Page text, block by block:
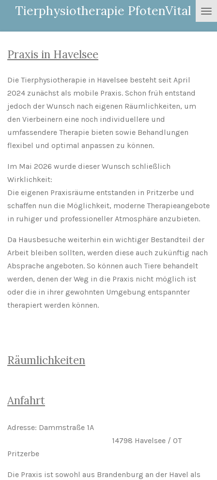
ZumTierphysiotherapie PfotenVital
Praxis in Havelsee
Die Tierphysiotherapie in Havelsee besteht seit April
2024 zunächst als mobile Praxis. Schon früh entstand
jedoch der Wunsch nach eigenen Räumlichkeiten, um
den Vierbeinern eine noch individuellere und
umfassendere Therapie bieten sowie Behandlungen
flexibel und optimal anpassen zu können.
Im Mai 2026 wurde dieser Wunsch schließlich
Wirklichkeit:
Die eigenen Praxisräume entstanden in Pritzerbe und
schaffen nun die Möglichkeit, moderne Therapieangebote
in ruhiger und professioneller Atmosphäre anzubieten.
Da Hausbesuche weiterhin ein wichtiger Bestandteil der
Arbeit bleiben sollten, werden diese auch zukünftig nach
Absprache angeboten. So können auch Tiere behandelt
werden, denen der Weg in die Praxis nicht möglich ist
oder die in ihrer gewohnten Umgebung entspannter
therapiert werden können.
Räumlichkeiten
Anfahrt
Adresse: Dammstraße 1A
14798 Havelsee / OT
Pritzerbe
Die Praxis ist sowohl aus Brandenburg an der Havel als